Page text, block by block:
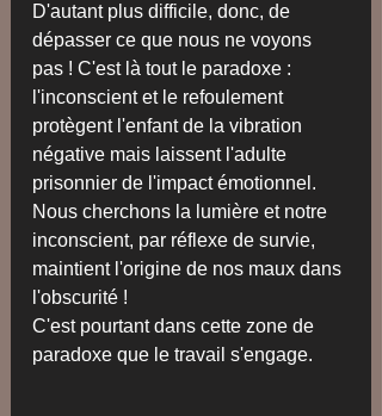
D'autant plus difficile, donc, de
dépasser ce que nous ne voyons
pas ! C'est là tout le paradoxe :
l'inconscient et le refoulement
protègent l'enfant de la vibration
négative mais laissent l'adulte
prisonnier de l'impact émotionnel.
Nous cherchons la lumière et notre
inconscient, par réflexe de survie,
maintient l'origine de nos maux dans
l'obscurité !
C'est pourtant dans cette zone de
paradoxe que le travail s'engage.